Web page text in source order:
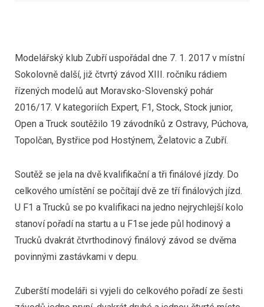
Modelářský klub Zubří uspořádal dne 7. 1. 2017 v místní
Sokolovně další, již čtvrtý závod XIII. ročníku rádiem
řízených modelů aut Moravsko-Slovenský pohár
2016/17. V kategoriích Expert, F1, Stock, Stock junior,
Open a Truck soutěžilo 19 závodníků z Ostravy, Púchova,
Topolčan, Bystřice pod Hostýnem, Želatovic a Zubří.
Soutěž se jela na dvě kvalifikační a tři finálové jízdy. Do
celkového umístění se počítají dvě ze tří finálových jízd.
U F1 a Trucků se po kvalifikaci na jedno nejrychlejší kolo
stanoví pořadí na startu a u F1se jede půl hodinový a
Trucků dvakrát čtvrthodinový finálový závod se dvěma
povinnými zastávkami v depu.
Zuberští modeláři si vyjeli do celkového pořadí ze šesti